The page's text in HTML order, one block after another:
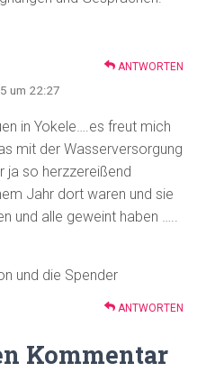
ANTWORTEN
um 22:27
in Yokele….es freut mich
mit der Wasserversorgung
ja so herzzereißend
Jahr dort waren und sie
und alle geweint haben …..
und die Spender
ANTWORTEN
Kommentar